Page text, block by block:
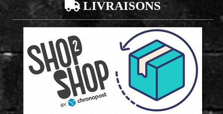
 LIVRAISONS